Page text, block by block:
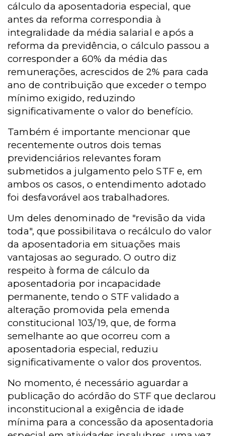
cálculo da aposentadoria especial, que
antes da reforma correspondia à
integralidade da média salarial e após a
reforma da previdência, o cálculo passou a
corresponder a 60% da média das
remunerações, acrescidos de 2% para cada
ano de contribuição que exceder o tempo
mínimo exigido, reduzindo
significativamente o valor do benefício.
Também é importante mencionar que
recentemente outros dois temas
previdenciários relevantes foram
submetidos a julgamento pelo STF e, em
ambos os casos, o entendimento adotado
foi desfavorável aos trabalhadores.
Um deles denominado de "revisão da vida
toda", que possibilitava o recálculo do valor
da aposentadoria em situações mais
vantajosas ao segurado. O outro diz
respeito à forma de cálculo da
aposentadoria por incapacidade
permanente, tendo o STF validado a
alteração promovida pela emenda
constitucional 103/19, que, de forma
semelhante ao que ocorreu com a
aposentadoria especial, reduziu
significativamente o valor dos proventos.
No momento, é necessário aguardar a
publicação do acórdão do STF que declarou
inconstitucional a exigência de idade
mínima para a concessão da aposentadoria